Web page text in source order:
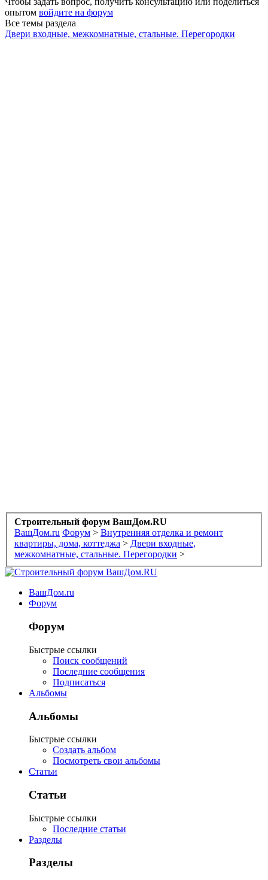
опытом войдите на форум
Все темы раздела
Двери входные, межкомнатные, стальные. Перегородки
Строительный форум ВашДом.RU
ВашДом.ru Форум > Внутренняя отделка и ремонт
квартиры, дома, коттеджа > Двери входные,
межкомнатные, стальные. Перегородки >
ВашДом.ru
Форум
Форум
Быстрые ссылки
Поиск сообщений
Последние сообщения
Подписаться
Альбомы
Альбомы
Быстрые ссылки
Создать альбом
Посмотреть свои альбомы
Статьи
Статьи
Быстрые ссылки
Последние статьи
Разделы
Разделы